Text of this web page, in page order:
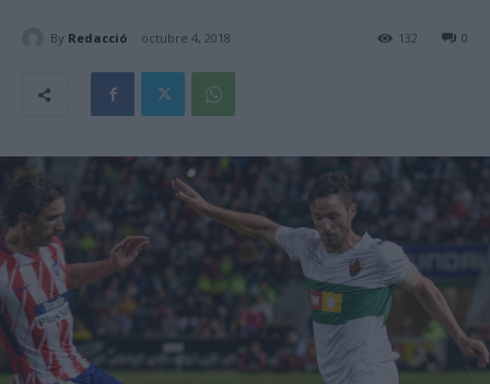
By Redacció octubre 4, 2018 0
132